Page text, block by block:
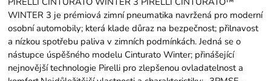
WINTER 3 je prémiová zimní pneumatika navržená pro moderní
osobní automobily; která klade důraz na bezpečnost; přilnavost
a nízkou spotřebu paliva v zimních podmínkách. Jedná se o
nástupce úspěšného modelu Cinturato Winter; přinášející
nejnovější technologie Pirelli pro zlepšenou ovladatelnost a